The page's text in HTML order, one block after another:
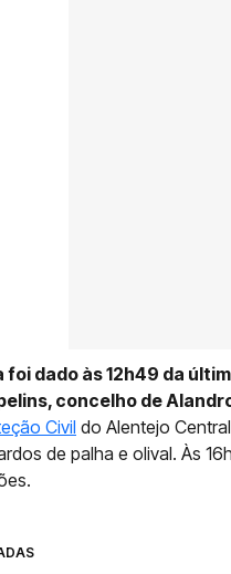
foi dado às 12h49 da
concelho de
Civil do Alentejo
de palha e olival. Às